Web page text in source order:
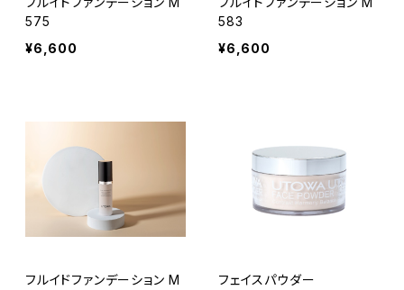
575
¥6,600
583
¥6,600
フルイドファンデーション M
フェイスパウダー